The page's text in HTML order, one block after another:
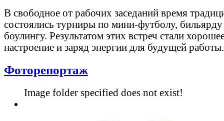
В свободное от рабочих заседаний время
состоялись турниры по мини-футболу,
боулингу. Результатом этих встреч стали
настроение и заряд энергии для будущей работы.
Фоторепортаж
Image folder specified does not exist!